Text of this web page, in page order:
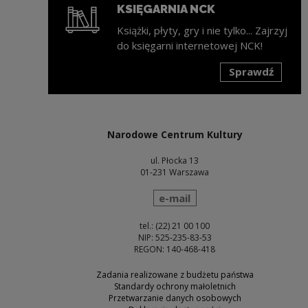
KSIĘGARNIA NCK
Książki, płyty, gry i nie tylko... Zajrzyj
do księgarni internetowej NCK!
Sprawdź
Narodowe Centrum Kultury
ul. Płocka 13
01-231 Warszawa
wyślij wiadomość
e-mail
tel.: (22) 21 00 100
NIP: 525-235-83-53
REGON: 140-468-418
Zadania realizowane z budżetu państwa
Standardy ochrony małoletnich
Przetwarzanie danych osobowych